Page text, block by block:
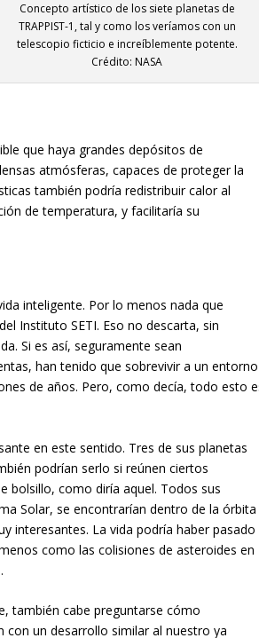
Concepto artístico de los siete planetas de
TRAPPIST-1, tal y como los veríamos con un
telescopio ficticio e increíblemente potente.
Crédito: NASA
que haya grandes depósitos de
atmósferas, capaces de proteger la
también podría redistribuir calor al
de temperatura, y facilitaría su
inteligente. Por lo menos nada que
Instituto SETI. Eso no descarta, sin
Si es así, seguramente sean
han tenido que sobrevivir a un entorno
de años. Pero, como decía, todo esto
en este sentido. Tres de sus planetas
podrían serlo si reúnen ciertos
bolsillo, como diría aquel. Todos sus
Solar, se encontrarían dentro de la órbita
interesantes. La vida podría haber pasado
como las colisiones de asteroides en
también cabe preguntarse cómo
con un desarrollo similar al nuestro ya